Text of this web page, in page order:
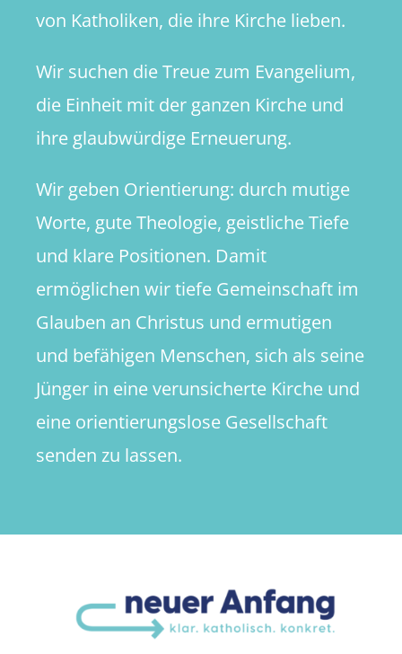
von Katholiken, die ihre Kirche lieben.
Wir suchen die Treue zum Evangelium,
die Einheit mit der ganzen Kirche und
ihre glaubwürdige Erneuerung.
Wir geben Orientierung: durch mutige
Worte, gute Theologie, geistliche Tiefe
und klare Positionen. Damit
ermöglichen wir tiefe Gemeinschaft im
Glauben an Christus und ermutigen
und befähigen Menschen, sich als seine
Jünger in eine verunsicherte Kirche und
eine orientierungslose Gesellschaft
senden zu lassen.